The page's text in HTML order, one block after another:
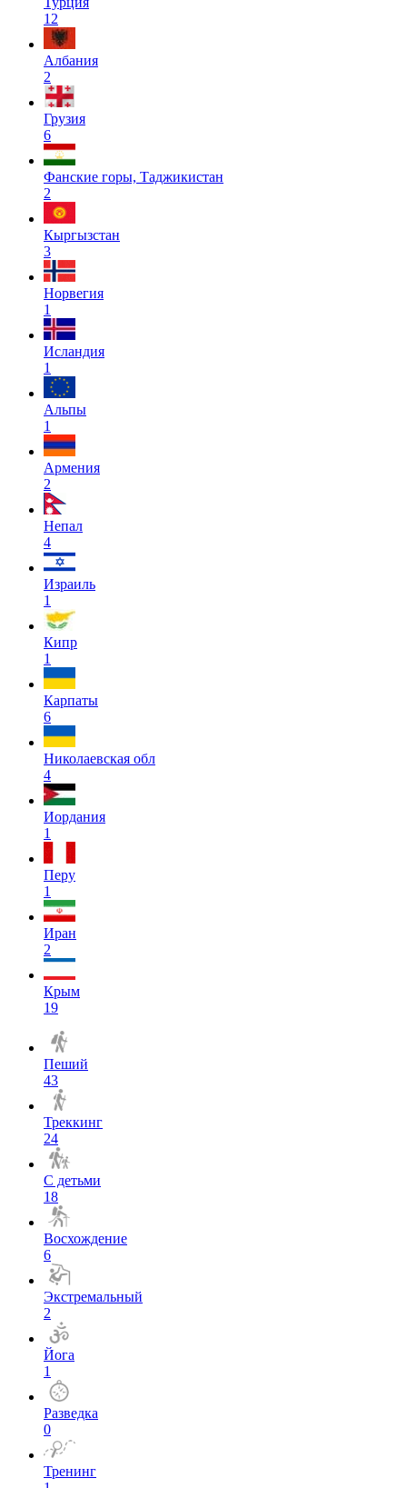
12
Албания
2
Грузия
6
Фанские горы, Таджикистан
2
Кыргызстан
3
Норвегия
1
Исландия
1
Альпы
1
Армения
2
Непал
4
Израиль
1
Кипр
1
Карпаты
6
Николаевская обл
4
Иордания
1
Перу
1
Иран
2
Крым
19
Пеший
43
Треккинг
24
С детьми
18
Восхождение
6
Экстремальный
2
Йога
1
Разведка
0
Тренинг